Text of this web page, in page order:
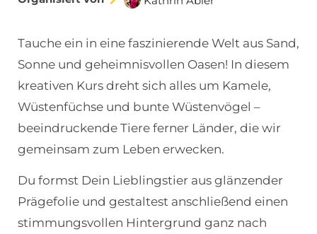
Tauche ein in eine faszinierende Welt aus Sand,
Sonne und geheimnisvollen Oasen! In diesem
kreativen Kurs dreht sich alles um Kamele,
Wüstenfüchse und bunte Wüstenvögel –
beeindruckende Tiere ferner Länder, die wir
gemeinsam zum Leben erwecken.
Du formst Dein Lieblingstier aus glänzender
Prägefolie und gestaltest anschließend einen
stimmungsvollen Hintergrund ganz nach